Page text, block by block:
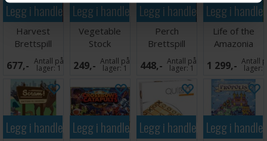
Legg i handlekurven
Harvest
Brettspill
677,- Antall på
lager:1
Legg i handlekurven
Vegetable
Stock
Brettspill
249,- Antall på
lager:1
Legg i handlekurven
Perch
Brettspill
448,- Antall på
lager:1
Legg i
Life of the
Amazonia
Brettspill
1 299,- Antall
lager:
Legg i handlekurvenLegg i handlekurvenLegg i handlekurven
Legg i